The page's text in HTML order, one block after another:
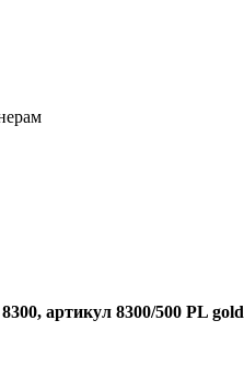
артикул 8300/500 PL gold